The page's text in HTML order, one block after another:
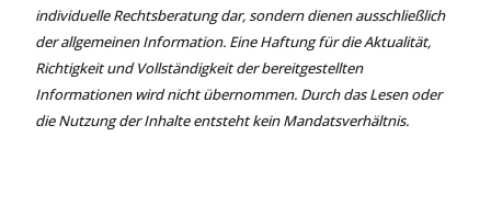
individuelle Rechtsberatung dar, sondern dienen ausschließlich
der allgemeinen Information. Eine Haftung für die Aktualität,
Richtigkeit und Vollständigkeit der bereitgestellten
Informationen wird nicht übernommen. Durch das Lesen oder
die Nutzung der Inhalte entsteht kein Mandatsverhältnis.